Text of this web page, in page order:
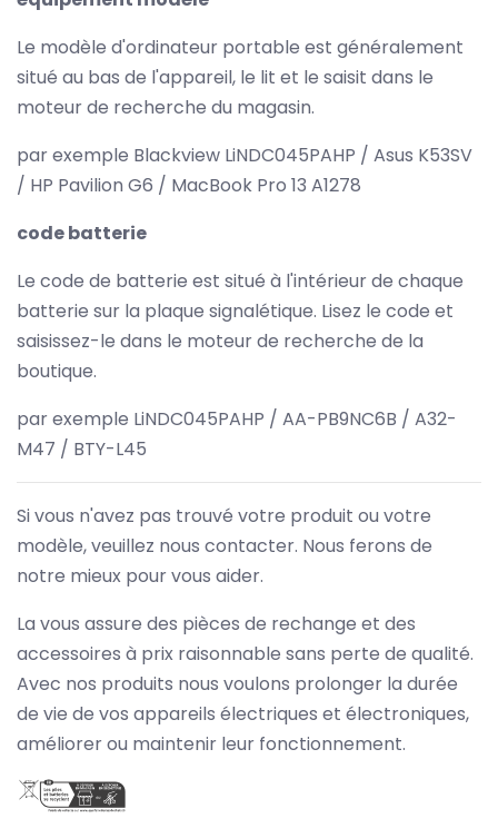
Le modèle d'ordinateur portable est généralement
situé au bas de l'appareil, le lit et le saisit dans le
moteur de recherche du magasin.
par exemple Blackview LiNDC045PAHP / Asus K53SV
/ HP Pavilion G6 / MacBook Pro 13 A1278
code batterie
Le code de batterie est situé à l'intérieur de chaque
batterie sur la plaque signalétique. Lisez le code et
saisissez-le dans le moteur de recherche de la
boutique.
par exemple LiNDC045PAHP / AA-PB9NC6B / A32-
M47 / BTY-L45
Si vous n'avez pas trouvé votre produit ou votre
modèle, veuillez nous contacter. Nous ferons de
notre mieux pour vous aider.
La vous assure des pièces de rechange et des
accessoires à prix raisonnable sans perte de qualité.
Avec nos produits nous voulons prolonger la durée
de vie de vos appareils électriques et électroniques,
améliorer ou maintenir leur fonctionnement.